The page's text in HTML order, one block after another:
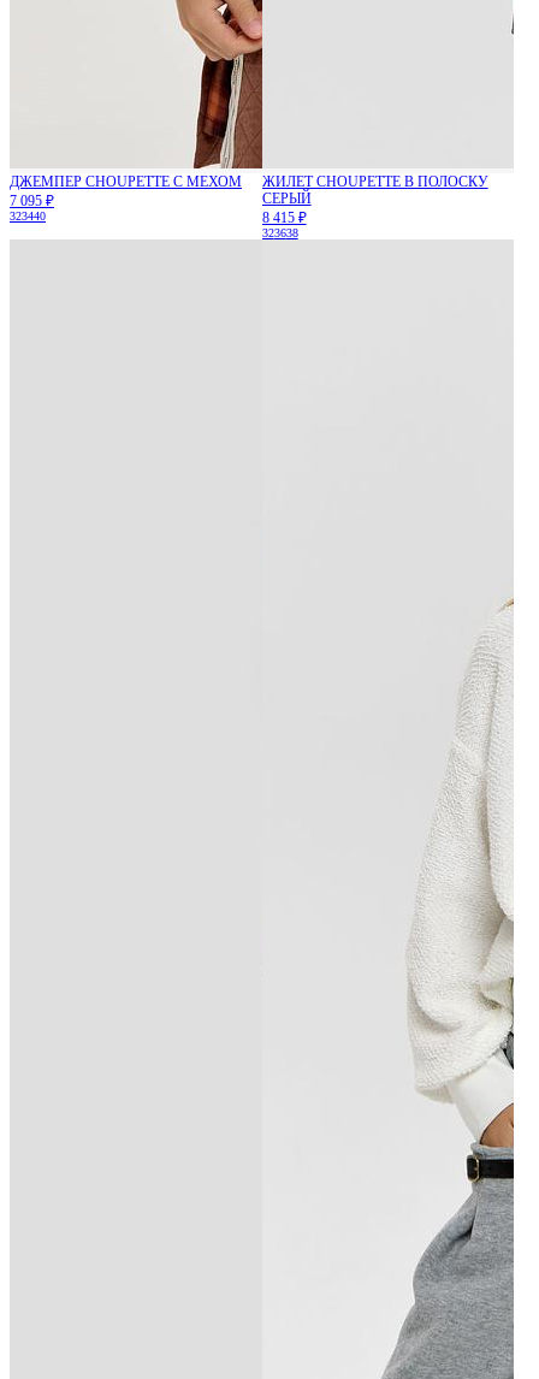
ДЖЕМПЕР CHOUPETTE С МЕХОМ
7 095 ₽
323440
ЖИЛЕТ CHOUPETTE В ПОЛОСКУ
СЕРЫЙ
8 415 ₽
323638